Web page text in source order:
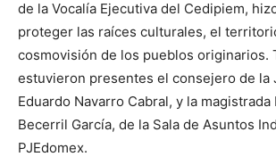
de la Vocalía Ejecutiva del Cedipiem,
proteger las raíces culturales, el
cosmovisión de los pueblos originarios.
estuvieron presentes el consejero de la
Eduardo Navarro Cabral, y la magistrada
Becerril García, de la Sala de Asuntos
PJEdomex.